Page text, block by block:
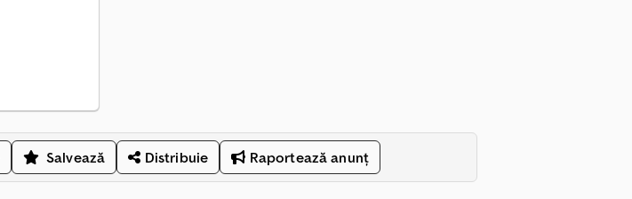
Salvează Distribuie Raportează anunț